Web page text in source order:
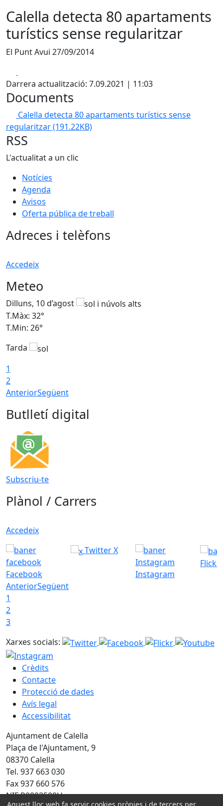
Calella detecta 80 apartaments
turístics sense regularitzar
El Punt Avui 27/09/2014
Darrera actualització: 7.09.2021 | 11:03
Documents
Calella detecta 80 apartaments turístics sense
regularitzar(191.22KB)
RSS
L'actualitat a un clic
Notícies
Agenda
Avisos
Oferta pública de treball
Adreces i telèfons
Accedeix
Meteo
Dilluns, 10 d’agost
T.Màx: 32°
T.Min: 26°
Tarda
1
2
AnteriorSegüent
Butlletí digital
Subscriu-te
Plànol / Carrers
Accedeix
Facebook
Twitter X
Instagram
Flickr
AnteriorSegüent
1
2
3
Xarxes socials:
Crèdits
Contacte
Protecció de dades
Avís legal
Accessibilitat
Ajuntament de Calella
Plaça de l'Ajuntament, 9
08370 Calella
Tel. 937 663 030
Fax 937 660 576
NIF P0803500H